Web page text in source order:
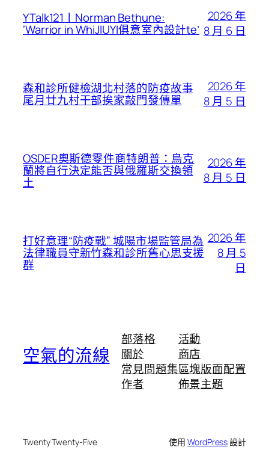
YTalk121丨Norman Bethune:
‘Warrior in WhiJIUYI俱意室內設計te’
2026 年
8 月 6 日
森和診所健檢湖北村落的防疫故事
尾月廿九村干部挨家敲門發傳單
2026 年
8 月 5 日
OSDER奧斯德零件商特朗普：烏克
蘭將自行決定能否與俄羅斯交換領
土
2026 年
8 月 5 日
打好意理“防疫戰” 城陽市場監管局為
法律職員守新竹森和診所舊心思支援
群
2026 年
8 月 5
日
空氣的流線
部落格
關於
常見問題集
作者
活動
商店
區塊版面配置
佈景主題
Twenty Twenty-Five 使用WordPress設計